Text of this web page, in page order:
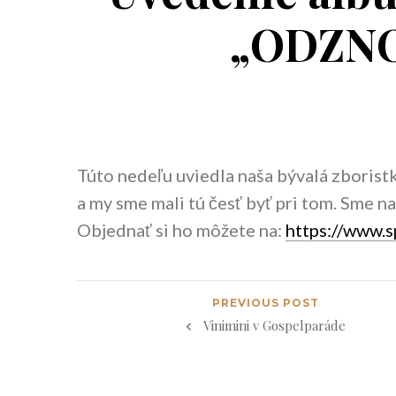
Túto nedeľu uviedla naša bývalá
a my sme mali tú česť byť pri tom. Sme
Objednať si ho môžete na: https://
Navigácia
PREVIOUS POST
Vinimini v Gospelparáde